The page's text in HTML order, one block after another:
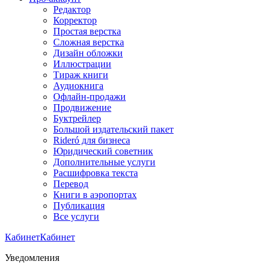
Редактор
Корректор
Простая верстка
Сложная верстка
Дизайн обложки
Иллюстрации
Тираж книги
Аудиокнига
Офлайн-продажи
Продвижение
Буктрейлер
Большой издательский пакет
Rideró для бизнеса
Юридический советник
Дополнительные услуги
Расшифровка текста
Перевод
Книги в аэропортах
Публикация
Все услуги
КабинетКабинет
Уведомления